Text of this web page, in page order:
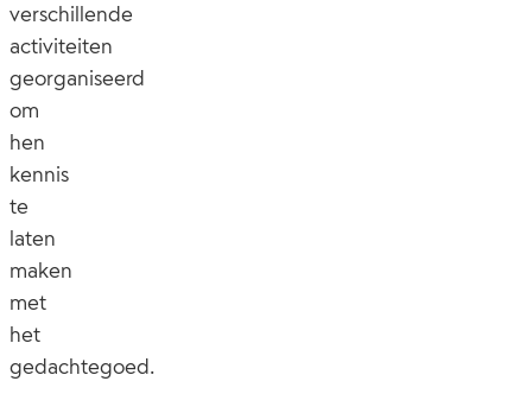
verschillende
activiteiten
georganiseerd
om
hen
kennis
te
laten
maken
met
het
gedachtegoed.